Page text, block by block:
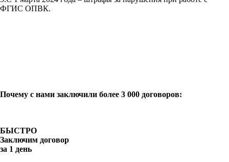
ФГИС ОПВК.
Почему с нами заключили более 3 000 договоров:
БЫСТРО
Заключим договор
за 1 день